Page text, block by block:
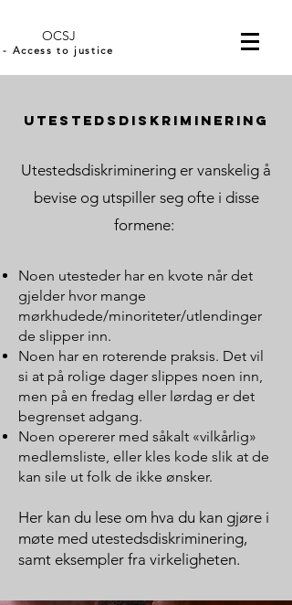
OCSJ
- Access to justice
utestedsdiskriminering
Utestedsdiskriminering er vanskelig å
bevise og utspiller seg ofte i disse
formene:
Noen utesteder har en kvote når det
gjelder hvor mange
mørkhudede/minoriteter/utlendinger
de slipper inn.
Noen har en roterende praksis. Det vil
si at på rolige dager slippes noen inn,
men på en fredag eller lørdag er det
begrenset adgang.
Noen opererer med såkalt «vilkårlig»
medlemsliste, eller kles kode slik at de
kan sile ut folk de ikke ønsker.
Her kan du lese om hva du kan gjøre i
møte med utestedsdiskriminering,
samt eksempler fra virkeligheten.